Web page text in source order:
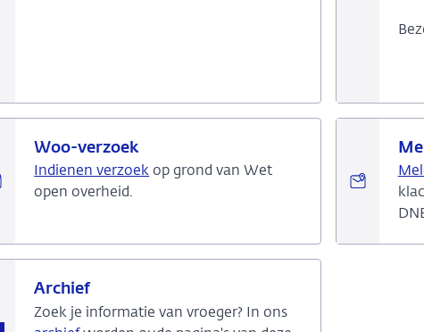
Woo-verzoek
Indienen verzoek op grond van Wet
open overheid.
Archief
Zoek je informatie van vroeger? In ons